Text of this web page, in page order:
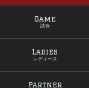
Game
試合
Ladies
レディース
Partner